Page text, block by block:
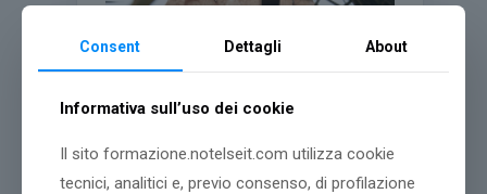
Consent Dettagli About
Informativa sull’uso dei cookie
Il sito formazione.notelseit.com utilizza cookie
tecnici, analitici e, previo consenso, di profilazione